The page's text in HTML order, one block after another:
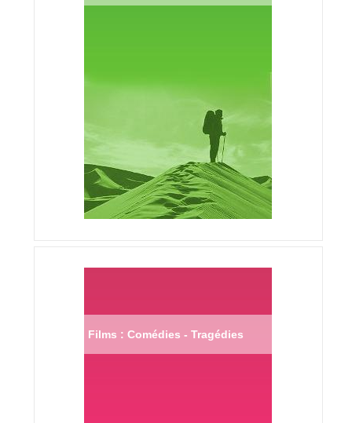
Films : Comédies - Tragédies